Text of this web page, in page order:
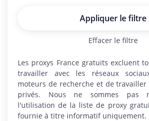
Appliquer le filtre
Effacer le filtre
Les proxys France gratuits excluent
travailler avec les réseaux
moteurs de recherche et de travailler
privés. Nous ne sommes pas
l'utilisation de la liste de proxy
fournie à titre informatif uniquement.